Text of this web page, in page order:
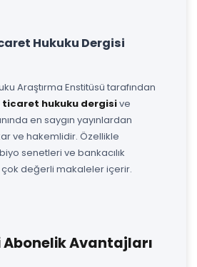
Hukuku Dergisi
Araştırma Enstitüsü tarafından
ticaret hukuku dergisive
en saygın yayınlardan
ve hakemlidir. Özellikle
senetleri ve bankacılık
değerli makaleler içerir.
Abonelik Avantajları